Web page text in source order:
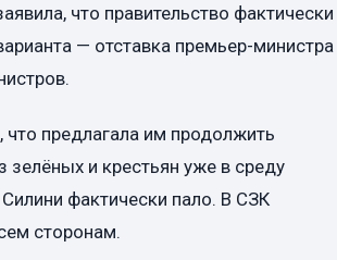
что правительство фактически
— отставка премьер-министра
предлагала им продолжить
и крестьян уже в среду
фактически пало. В СЗК
сторонам.